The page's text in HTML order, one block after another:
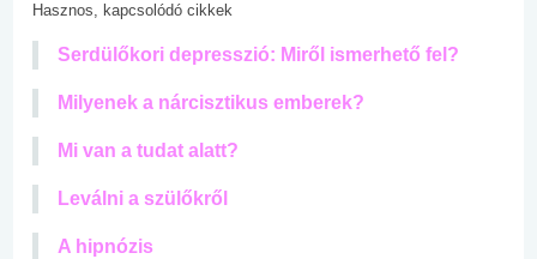
Hasznos, kapcsolódó cikkek
Serdülőkori depresszió: Miről ismerhető fel?
Milyenek a nárcisztikus emberek?
Mi van a tudat alatt?
Leválni a szülőkről
A hipnózis